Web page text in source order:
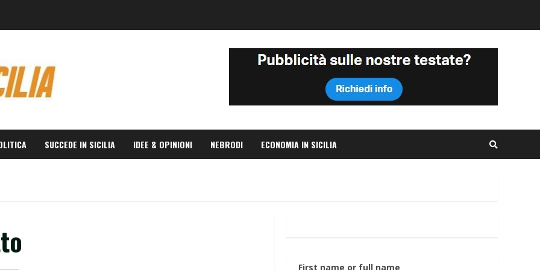
SUCCEDE IN SICILIA IDEE & OPINIONI NEBRODI ECONOMIA IN SICILIA
First name or full name